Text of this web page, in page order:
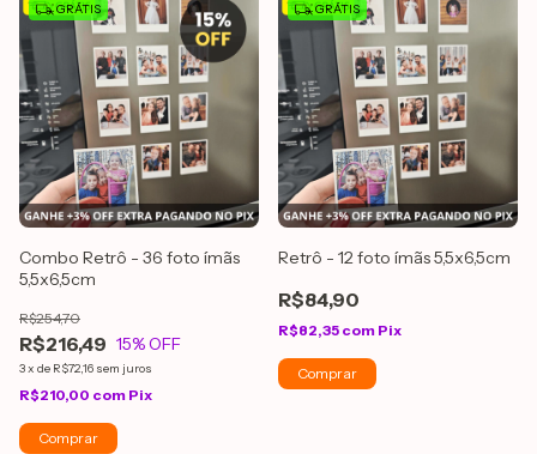
GRÁTIS
Combo Retrô - 36 foto ímãs
5,5x6,5cm
R$216,49
R$254,70
15% OFF
3x de R$72,16 sem juros
R$210,00 com Pix
GRÁTIS
Retrô - 12 foto ímãs 5,5x6,5cm
R$84,90
R$82,35 com Pix